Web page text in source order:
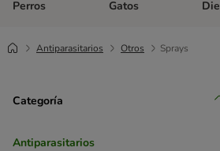
Perros Menú de categoria
Gatos
Antiparasitarios Otros Sprays
Categoría
Antiparasitarios